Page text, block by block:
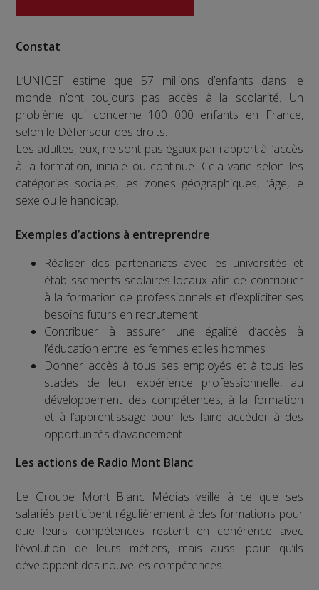
Constat
L’UNICEF estime que 57 millions d’enfants dans le
monde n’ont toujours pas accès à la scolarité. Un
problème qui concerne 100 000 enfants en France,
selon le Défenseur des droits.
Les adultes, eux, ne sont pas égaux par rapport à l’accès
à la formation, initiale ou continue. Cela varie selon les
catégories sociales, les zones géographiques, l’âge, le
sexe ou le handicap.
Exemples d’actions à entreprendre
Réaliser des partenariats avec les universités et
établissements scolaires locaux afin de contribuer
à la formation de professionnels et d’expliciter ses
besoins futurs en recrutement
Contribuer à assurer une égalité d’accès à
l’éducation entre les femmes et les hommes
Donner accès à tous ses employés et à tous les
stades de leur expérience professionnelle, au
développement des compétences, à la formation
et à l’apprentissage pour les faire accéder à des
opportunités d’avancement
Les actions de Radio Mont Blanc
Le Groupe Mont Blanc Médias veille à ce que ses
salariés participent régulièrement à des formations pour
que leurs compétences restent en cohérence avec
l’évolution de leurs métiers, mais aussi pour qu’ils
développent des nouvelles compétences.